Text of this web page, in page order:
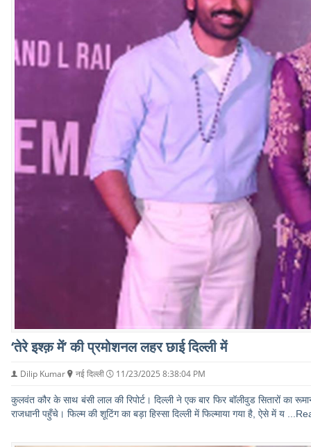
‘तेरे इश्क़ में’ की प्रमोशनल लहर छाई दिल्ली में
Dilip Kumar नई दिल्ली 11/23/2025 8:38:04 PM
कुलवंत कौर के साथ बंसी लाल की रिपोर्ट। दिल्ली ने एक बार फिर बॉलीवुड सितारों
राजधानी पहुँचे। फिल्म की शूटिंग का बड़ा हिस्सा दिल्ली में फिल्माया गया है, ऐसे में य